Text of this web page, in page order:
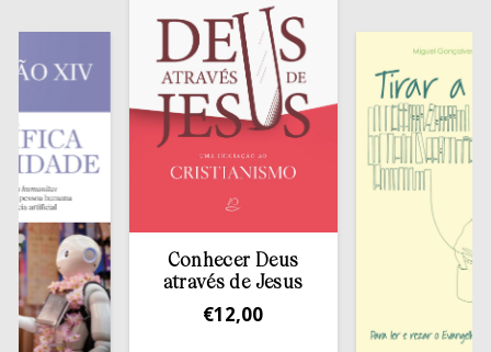
Conhecer Deus
através de Jesus
12,00